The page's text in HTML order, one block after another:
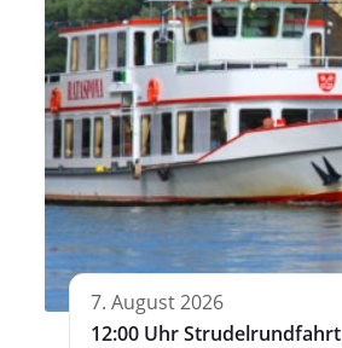
7. August 2026
12:00 Uhr Strudelrundfahrt